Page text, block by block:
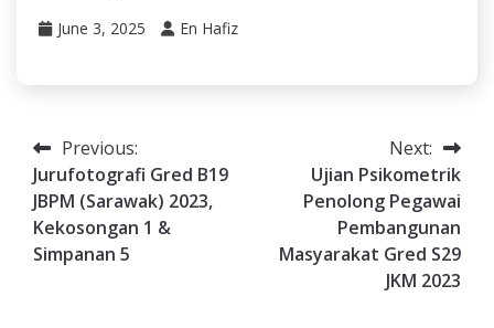
June 3, 2025 En Hafiz
Post
navigation
Previous:
Jurufotografi Gred B19
JBPM (Sarawak) 2023,
Kekosongan 1 &
Simpanan 5
Next:
Ujian Psikometrik
Penolong Pegawai
Pembangunan
Masyarakat Gred S29
JKM 2023